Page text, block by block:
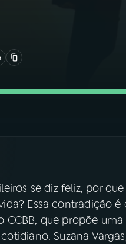
se diz feliz, por
Essa contradição
CCBB, que propõe
Suzana